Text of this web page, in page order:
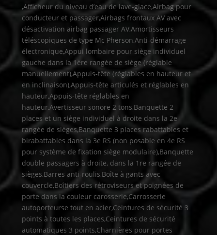
,Afficheur du niveau d’eau de lave-glace,Airbag pour
conducteur et passager,Airbags frontaux AV avec
désactivation airbag passager AV,Amortisseurs
téléscopiques de type Mc Pherson,Anti-démarrage
électronique,Appui lombaire pour siège individuel
gauche dans la 1ère rangée de siège (réglable
manuellement),Appuis-tête (réglables en hauteur et
en inclinaison),Appuis-tête articulés et réglables en
hauteur,Appuis-tête réglables en
hauteur,Avertisseur sonore 2 tons,Banquette 2
places et un siège individuel à droite dans la 2e
rangée de sièges,Banquette 3 places rabattables et
birabattables dans la 3e RS (non posable en 4e RS
pour système de fixation siège modulaire),Banquette
double passagers à droite, dans la 1re rangée de
sièges,Barres anti-roulis,Boîte à gants avec
couvercle,Boîtiers des rétroviseurs et poignées de
porte dans la couleur carosserie,Carrosserie
autoporteurse tout en acier,Ceintures de sécurité 3
points à toutes les places,Ceintures de sécurité
automatiques 3 points,Charnières pour portes